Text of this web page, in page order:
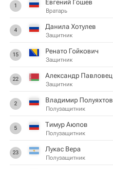
1 Евгений Гошев
Вратарь
4 Данила Хотулев
Защитник
15 Ренато Гойкович
Защитник
22 Александр Павловец
Защитник
2 Владимир Полуяхтов
Полузащитник
5 Тимур Аюпов
Полузащитник
23 Лукас Вера
Полузащитник